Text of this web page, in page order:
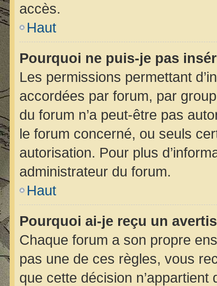
accès.
Haut
Pourquoi ne puis-je pas
Les permissions permettant
accordées par forum, par
du forum n’a peut-être pas
le forum concerné, ou seuls
autorisation. Pour plus
administrateur du forum.
Haut
Pourquoi ai-je reçu un
Chaque forum a son propre
pas une de ces règles, vous
que cette décision n’appartient